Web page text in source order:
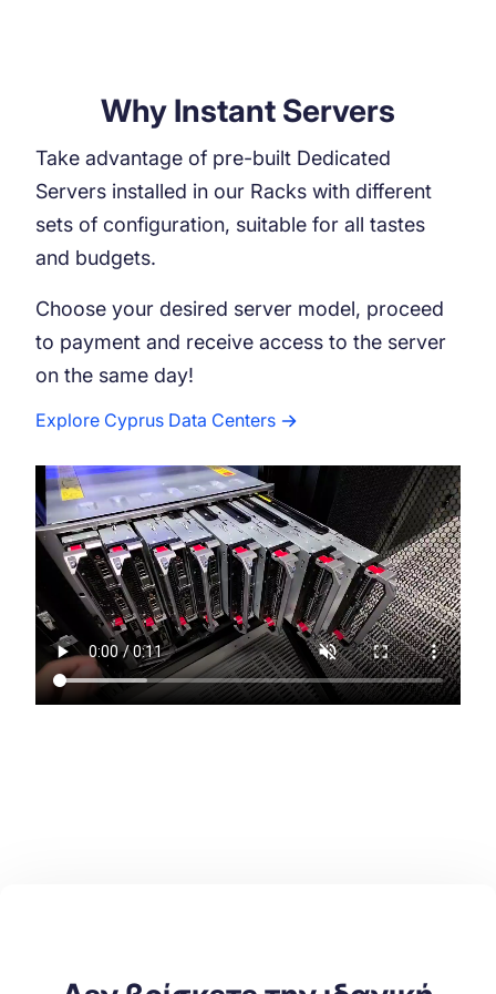
Why Instant Servers
Take advantage of pre-built Dedicated
Servers installed in our Racks with different
sets of configuration, suitable for all tastes
and budgets.
Choose your desired server model, proceed
to payment and receive access to the server
on the same day!
Explore Cyprus Data Centers